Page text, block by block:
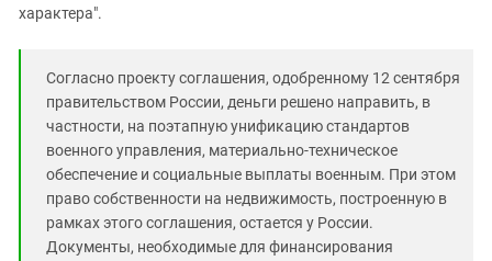
характера".
Согласно проекту соглашения, одобренному 12 сентября
правительством России, деньги решено направить, в
частности, на поэтапную унификацию стандартов
военного управления, материально-техническое
обеспечение и социальные выплаты военным. При этом
право собственности на недвижимость, построенную в
рамках этого соглашения, остается у России.
Документы, необходимые для финансирования